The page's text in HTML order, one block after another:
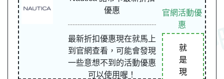
優惠
最新折扣優惠現在就馬上
到官網查看，可能會發現
一些意想不到的活動優惠
可以使用喔！
官網活動優
惠
就
是
現